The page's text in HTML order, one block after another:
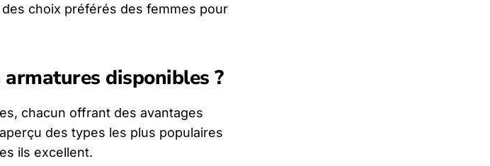
choix préférés des femmes pour
disponibles ?
chacun offrant des avantages
des types les plus populaires
ils excellent.